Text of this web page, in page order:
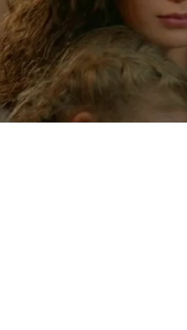
WhatsappFacebook
X
Reyyan ha aparecido herida e
a dónde se la han llevado, pero lo
tras regresar es ver a su familia.
volver a abrazar a su hija,
con ellos .